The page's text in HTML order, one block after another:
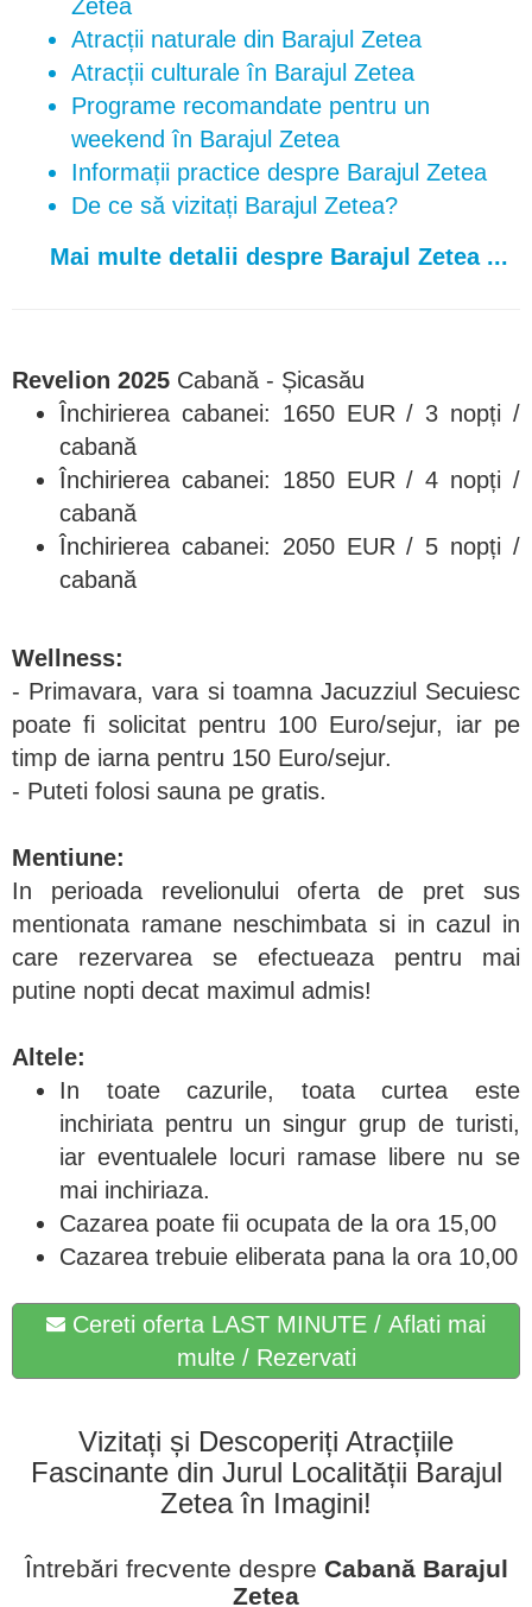
Zetea
Atracții naturale din Barajul Zetea
Atracții culturale în Barajul Zetea
Programe recomandate pentru un
weekend în Barajul Zetea
Informații practice despre Barajul Zetea
De ce să vizitați Barajul Zetea?
Mai multe detalii despre Barajul Zetea ...
Revelion 2025 Cabană - Șicasău
Închirierea cabanei: 1650 EUR / 3 nopți /
cabană
Închirierea cabanei: 1850 EUR / 4 nopți /
cabană
Închirierea cabanei: 2050 EUR / 5 nopți /
cabană
Wellness:
- Primavara, vara si toamna Jacuzziul Secuiesc
poate fi solicitat pentru 100 Euro/sejur, iar pe
timp de iarna pentru 150 Euro/sejur.
- Puteti folosi sauna pe gratis.
Mentiune:
In perioada revelionului oferta de pret sus
mentionata ramane neschimbata si in cazul in
care rezervarea se efectueaza pentru mai
putine nopti decat maximul admis!
Altele:
In toate cazurile, toata curtea este
inchiriata pentru un singur grup de turisti,
iar eventualele locuri ramase libere nu se
mai inchiriaza.
Cazarea poate fii ocupata de la ora 15,00
Cazarea trebuie eliberata pana la ora 10,00
Cereti oferta LAST MINUTE / Aflati mai
multe / Rezervati
Vizitați și Descoperiți Atracțiile
Fascinante din Jurul Localității Barajul
Zetea în Imagini!
Întrebări frecvente despre Cabană Barajul
Zetea